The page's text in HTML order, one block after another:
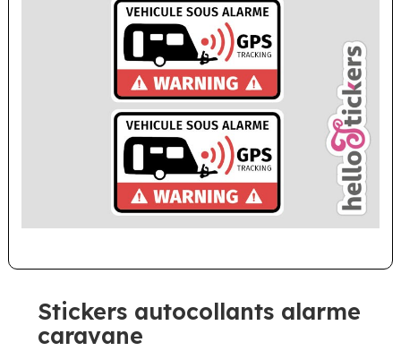
Stickers autocollants alarme
caravane